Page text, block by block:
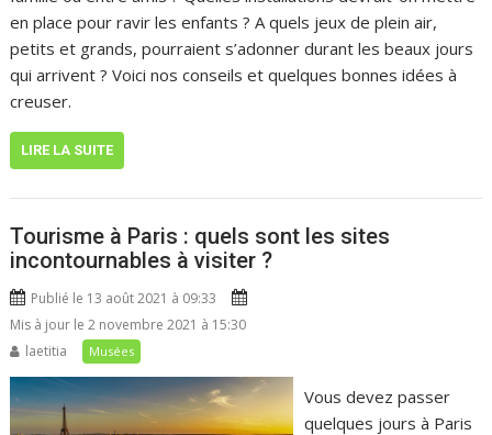
en place pour ravir les enfants ? A quels jeux de plein air,
petits et grands, pourraient s’adonner durant les beaux jours
qui arrivent ? Voici nos conseils et quelques bonnes idées à
creuser.
LIRE LA SUITE
Tourisme à Paris : quels sont les sites
incontournables à visiter ?
Publié le 13 août 2021 à 09:33
Mis à jour le 2 novembre 2021 à 15:30
laetitia
Musées
Vous devez passer
quelques jours à Paris